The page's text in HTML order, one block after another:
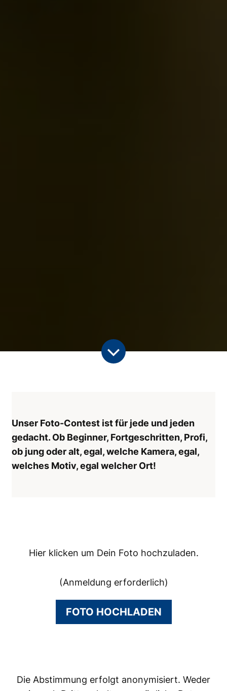
Unser Foto-Contest ist für jede und jeden
gedacht. Ob Beginner, Fortgeschritten, Profi,
ob jung oder alt, egal, welche Kamera, egal,
welches Motiv, egal welcher Ort!
Hier klicken um Dein Foto hochzuladen.
(Anmeldung erforderlich)
FOTO HOCHLADEN
Die Abstimmung erfolgt anonymisiert. Weder